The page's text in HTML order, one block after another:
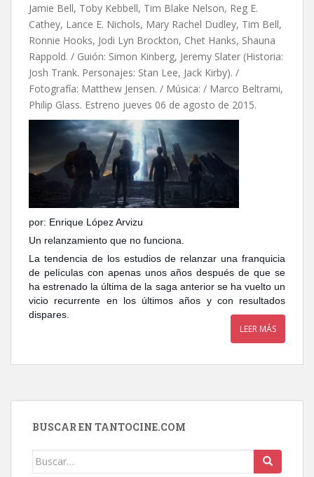
Jamie Bell, Toby Kebbell, Tim Blake Nelson, Reg E.
Cathey, Lance E. Nichols, Mary Rachel Dudley, Tim Bell,
Ronnie Hooks, Jodi Lyn Brockton, Chet Hanks, Shauna
Rappold. / Guión: Simon Kinberg, Jeremy Slater (Historia:
Josh Trank. Personajes: Stan Lee, Jack Kirby). /
Fotografía: Matthew Jensen. / Música: / Marco Beltrami,
Philip Glass. Estreno jueves 06 de agosto de 2015.
por: Enrique López Arvizu
Un relanzamiento que no funciona.
La tendencia de los estudios de relanzar una franquicia
de películas con apenas unos años después de que se
ha estrenado la última de la saga anterior se ha vuelto un
vicio recurrente en los últimos años y con resultados
dispares.
LEER MÁS
BUSCAR EN TANTOCINE.COM
Buscar: